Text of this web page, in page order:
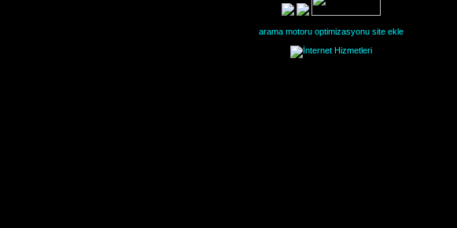
arama motoru optimizasyonu site ekle